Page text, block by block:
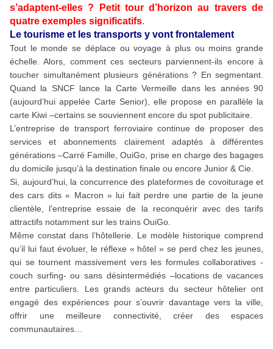
s’adaptent-elles ? Petit tour d’horizon au travers de
quatre exemples significatifs.
Le tourisme et les transports y vont frontalement
Tout le monde se déplace ou voyage à plus ou moins grande
échelle. Alors, comment ces secteurs parviennent-ils encore à
toucher simultanément plusieurs générations ? En segmentant.
Quand la SNCF lance la Carte Vermeille dans les années 90
(aujourd’hui appelée Carte Senior), elle propose en parallèle la
carte Kiwi –certains se souviennent encore du spot publicitaire.
L’entreprise de transport ferroviaire continue de proposer des
services et abonnements clairement adaptés à différentes
générations –Carré Famille, OuiGo, prise en charge des bagages
du domicile jusqu’à la destination finale ou encore Junior & Cie.
Si, aujourd’hui, la concurrence des plateformes de covoiturage et
des cars dits « Macron » lui fait perdre une partie de la jeune
clientèle, l’entreprise essaie de la reconquérir avec des tarifs
attractifs notamment sur les trains OuiGo.
Même constat dans l’hôtellerie. Le modèle historique comprend
qu’il lui faut évoluer, le réflexe « hôtel » se perd chez les jeunes,
qui se tournent massivement vers les formules collaboratives -
couch surfing- ou sans désintermédiés –locations de vacances
entre particuliers. Les grands acteurs du secteur hôtelier ont
engagé des expériences pour s’ouvrir davantage vers la ville,
offrir une meilleure connectivité, créer des espaces
communautaires…